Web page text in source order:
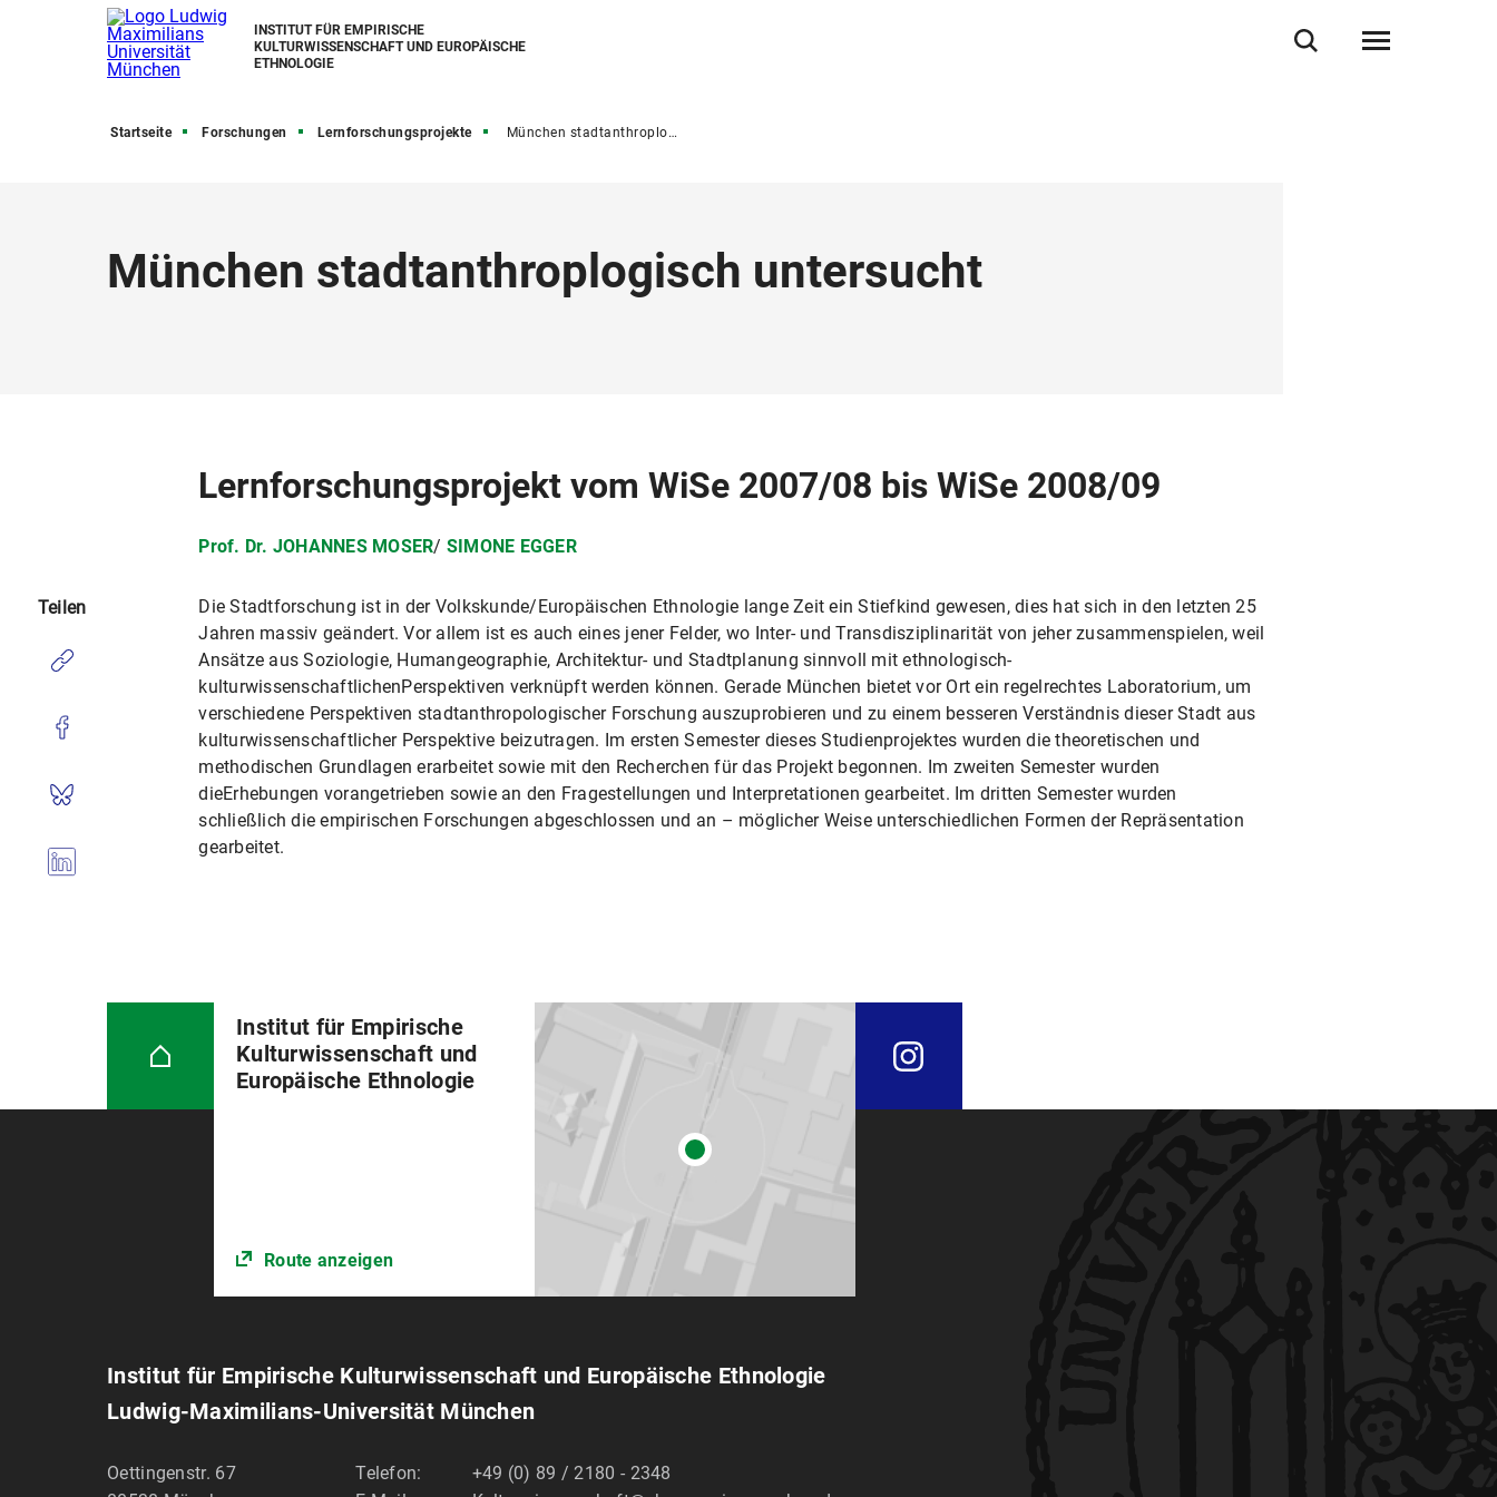
INSTITUT FÜR EMPIRISCHE
KULTURWISSENSCHAFT UND EUROPÄISCHE
ETHNOLOGIE
Startseite Forschungen Lernforschungsprojekte München stadtanthroplogisch untersucht
München stadtanthroplogisch untersucht
Lernforschungsprojekt vom WiSe 2007/08 bis WiSe 2008/09
Prof. Dr. JOHANNES MOSER/ SIMONE EGGER
Die Stadtforschung ist in der Volkskunde/Europäischen Ethnologie lange Zeit ein Stiefkind gewesen, dies hat sich in den letzten 25
Jahren massiv geändert. Vor allem ist es auch eines jener Felder, wo Inter- und Transdisziplinarität von jeher zusammenspielen, weil
Ansätze aus Soziologie, Humangeographie, Architektur- und Stadtplanung sinnvoll mit ethnologisch-
kulturwissenschaftlichenPerspektiven verknüpft werden können. Gerade München bietet vor Ort ein regelrechtes Laboratorium, um
verschiedene Perspektiven stadtanthropologischer Forschung auszuprobieren und zu einem besseren Verständnis dieser Stadt aus
kulturwissenschaftlicher Perspektive beizutragen. Im ersten Semester dieses Studienprojektes wurden die theoretischen und
methodischen Grundlagen erarbeitet sowie mit den Recherchen für das Projekt begonnen. Im zweiten Semester wurden
dieErhebungen vorangetrieben sowie an den Fragestellungen und Interpretationen gearbeitet. Im dritten Semester wurden
schließlich die empirischen Forschungen abgeschlossen und an – möglicher Weise unterschiedlichen Formen der Repräsentation
gearbeitet.
Teilen
Institut für Empirische
Kulturwissenschaft und
Europäische Ethnologie
Route anzeigen
Institut für Empirische Kulturwissenschaft und Europäische Ethnologie
Ludwig-Maximilians-Universität München
Oettingenstr. 67
Telefon:
+49 (0) 89 / 2180 - 2348